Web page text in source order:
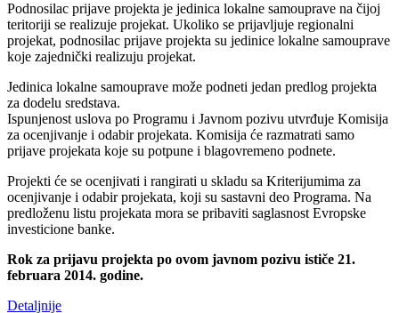
Podnosilac prijave projekta je jedinica lokalne samouprave na čijoj
teritoriji se realizuje projekat. Ukoliko se prijavljuje regionalni
projekat, podnosilac prijave projekta su jedinice lokalne samouprave
koje zajednički realizuju projekat.
Jedinica lokalne samouprave može podneti jedan predlog projekta
za dodelu sredstava.
Ispunjenost uslova po Programu i Javnom pozivu utvrđuje Komisija
za ocenjivanje i odabir projekata. Komisija će razmatrati samo
prijave projekata koje su potpune i blagovremeno podnete.
Projekti će se ocenjivati i rangirati u skladu sa Kriterijumima za
ocenjivanje i odabir projekata, koji su sastavni deo Programa. Na
predloženu listu projekata mora se pribaviti saglasnost Evropske
investicione banke.
Rok za prijavu projekta po ovom javnom pozivu ističe 21.
februara 2014. godine.
Detaljnije